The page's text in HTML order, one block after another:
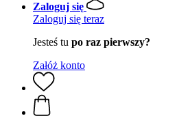
Zaloguj się
Zaloguj się teraz
Jesteś tu po raz pierwszy?
Załóż konto